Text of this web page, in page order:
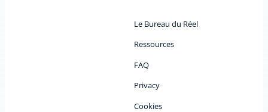
Le Bureau du Réel
Ressources
FAQ
Privacy
Cookies